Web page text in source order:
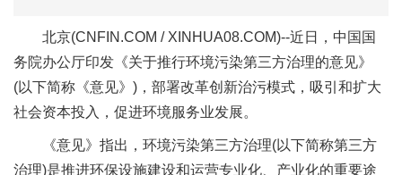
北京(CNFIN.COM / XINHUA08.COM)--近日，中国国
务院办公厅印发《关于推行环境污染第三方治理的意见》
(以下简称《意见》)，部署改革创新治污模式，吸引和扩大
社会资本投入，促进环境服务业发展。
《意见》指出，环境污染第三方治理(以下简称第三方
治理)是推进环保设施建设和运营专业化、产业化的重要途